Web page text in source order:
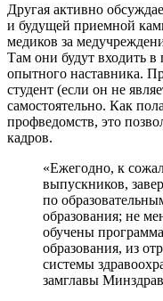
Другая активно
и будущей приемной
медиков за
Там они будут входить
опытного наставника.
студент (если он не
самостоятельно. Как
профведомств, это
кадров.
«Ежегодно, к
выпускников,
по
образования; не
обучены
образования, из
системы
замглавы